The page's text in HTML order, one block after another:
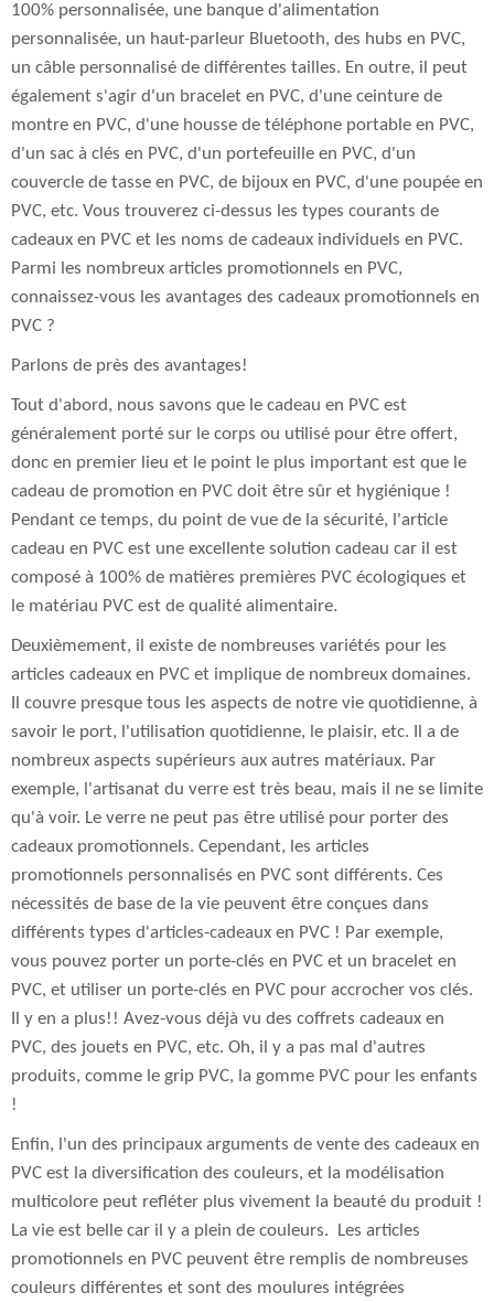
100% personnalisée, une banque d'alimentation
personnalisée, un haut-parleur Bluetooth, des hubs en PVC,
un câble personnalisé de différentes tailles. En outre, il peut
également s'agir d'un bracelet en PVC, d'une ceinture de
montre en PVC, d'une housse de téléphone portable en PVC,
d'un sac à clés en PVC, d'un portefeuille en PVC, d'un
couvercle de tasse en PVC, de bijoux en PVC, d'une poupée en
PVC, etc. Vous trouverez ci-dessus les types courants de
cadeaux en PVC et les noms de cadeaux individuels en PVC.
Parmi les nombreux articles promotionnels en PVC,
connaissez-vous les avantages des cadeaux promotionnels en
PVC ?
Parlons de près des avantages!
Tout d'abord, nous savons que le cadeau en PVC est
généralement porté sur le corps ou utilisé pour être offert,
donc en premier lieu et le point le plus important est que le
cadeau de promotion en PVC doit être sûr et hygiénique !
Pendant ce temps, du point de vue de la sécurité, l'article
cadeau en PVC est une excellente solution cadeau car il est
composé à 100% de matières premières PVC écologiques et
le matériau PVC est de qualité alimentaire.
Deuxièmement, il existe de nombreuses variétés pour les
articles cadeaux en PVC et implique de nombreux domaines.
Il couvre presque tous les aspects de notre vie quotidienne, à
savoir le port, l'utilisation quotidienne, le plaisir, etc. Il a de
nombreux aspects supérieurs aux autres matériaux. Par
exemple, l'artisanat du verre est très beau, mais il ne se limite
qu'à voir. Le verre ne peut pas être utilisé pour porter des
cadeaux promotionnels. Cependant, les articles
promotionnels personnalisés en PVC sont différents. Ces
nécessités de base de la vie peuvent être conçues dans
différents types d'articles-cadeaux en PVC ! Par exemple,
vous pouvez porter un porte-clés en PVC et un bracelet en
PVC, et utiliser un porte-clés en PVC pour accrocher vos clés.
Il y en a plus!! Avez-vous déjà vu des coffrets cadeaux en
PVC, des jouets en PVC, etc. Oh, il y a pas mal d'autres
produits, comme le grip PVC, la gomme PVC pour les enfants
!
Enfin, l'un des principaux arguments de vente des cadeaux en
PVC est la diversification des couleurs, et la modélisation
multicolore peut refléter plus vivement la beauté du produit !
La vie est belle car il y a plein de couleurs.
Les articles
promotionnels en PVC peuvent être remplis de nombreuses
couleurs différentes et sont des moulures intégrées